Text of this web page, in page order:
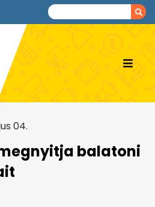
04.
balatoni